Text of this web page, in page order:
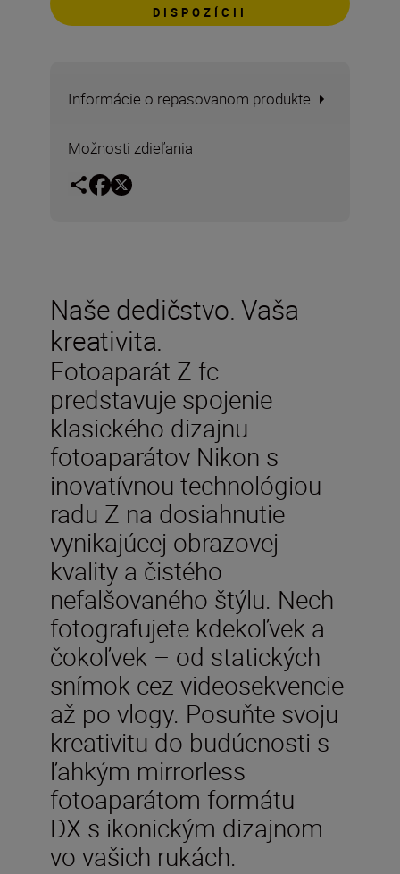
DISPOZÍCII
Informácie o repasovanom produkte
Možnosti zdieľania
Naše dedičstvo. Vaša
kreativita.
Fotoaparát Z fc
predstavuje spojenie
klasického dizajnu
fotoaparátov Nikon s
inovatívnou technológiou
radu Z na dosiahnutie
vynikajúcej obrazovej
kvality a čistého
nefalšovaného štýlu. Nech
fotografujete kdekoľvek a
čokoľvek – od statických
snímok cez videosekvencie
až po vlogy. Posuňte svoju
kreativitu do budúcnosti s
ľahkým mirrorless
fotoaparátom formátu
DX s ikonickým dizajnom
vo vašich rukách.